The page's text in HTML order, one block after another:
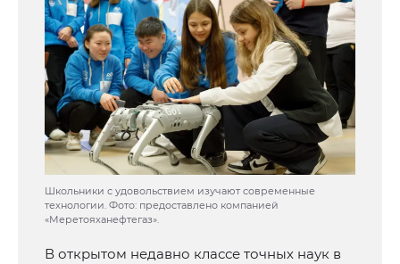
Школьники с удовольствием изучают современные
технологии. Фото: предоставлено компанией
«Меретояханефтегаз».
В открытом недавно классе точных наук в